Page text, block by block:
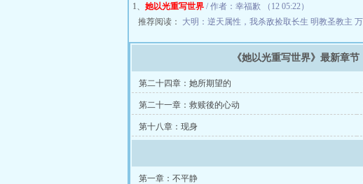
1、 她以光重写世界 / 作者：幸福歉 （12 05:22）
推荐阅读： 大明：逆天属性，我杀敌捡取长生 明教圣教主
《她以光重写世界》最新章节
第二十四章：她所期望的
第二十一章：救赎後的心动
第十八章：现身
第一章：不平静